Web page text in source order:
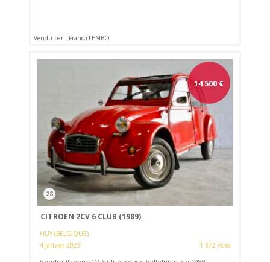
Vendu par : Franco LEMBO
14 500 €
28
CITROEN 2CV 6 CLUB (1989)
HUY (BELGIQUE)
4 janvier 2023
1 372 vues